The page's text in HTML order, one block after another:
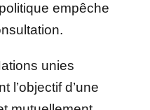
empêche
unies
l’objectif d’une